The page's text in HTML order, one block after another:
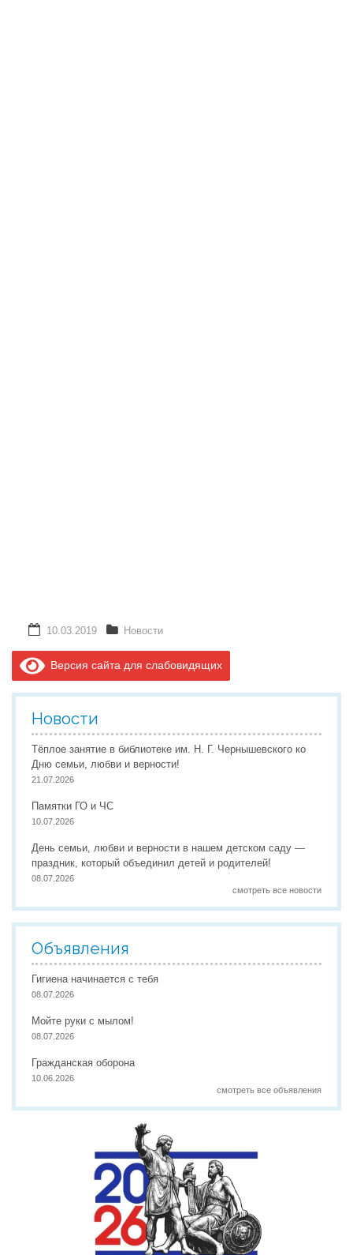
10.03.2019 Новости
Версия сайта для слабовидящих
Новости
Тёплое занятие в библиотеке им. Н. Г. Чернышевского ко
Дню семьи, любви и верности!
21.07.2026
Памятки ГО и ЧС
10.07.2026
День семьи, любви и верности в нашем детском саду —
праздник, который объединил детей и родителей!
08.07.2026
смотреть все новости
Объявления
Гигиена начинается с тебя
08.07.2026
Мойте руки с мылом!
08.07.2026
Гражданская оборона
10.06.2026
смотреть все объявления